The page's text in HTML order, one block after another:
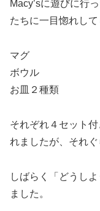
Macy’sに遊びに行
たちに一目惚れして
マグ
ボウル
お皿２種類
それぞれ４セット
れましたが、それ
しばらく「どうし
ました。